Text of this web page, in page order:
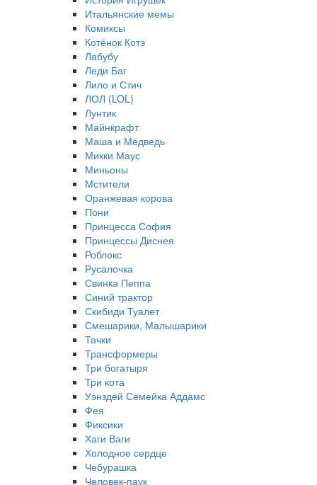
Итальянские мемы
Комиксы
Котёнок Котэ
Лабубу
Леди Баг
Лило и Стич
ЛОЛ (LOL)
Лунтик
Майнкрафт
Маша и Медведь
Микки Маус
Миньоны
Мстители
Оранжевая корова
Пони
Принцесса София
Принцессы Диснея
Роблокс
Русалочка
Свинка Пеппа
Синий трактор
Скибиди Туалет
Смешарики, Малышарики
Тачки
Трансформеры
Три богатыря
Три кота
Уэнздей Семейка Аддамс
Фея
Фиксики
Хаги Ваги
Холодное сердце
Чебурашка
Человек-паук